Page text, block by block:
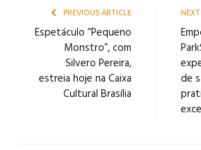
PREVIOUS ARTICLE
Espetáculo “Pequeno
Monstro”, com
Silvero Pereira,
estreia hoje na Caixa
Cultural Brasília
de